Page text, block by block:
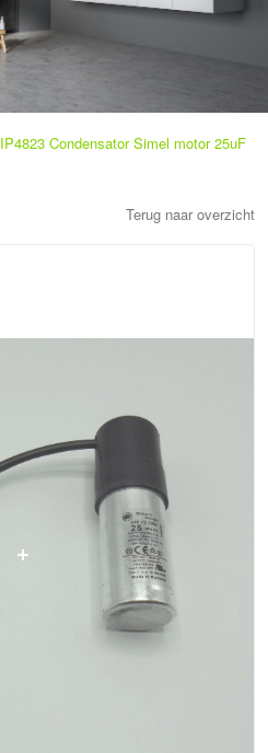
IP4823 Condensator Simel motor 25uF
Terug naar overzicht